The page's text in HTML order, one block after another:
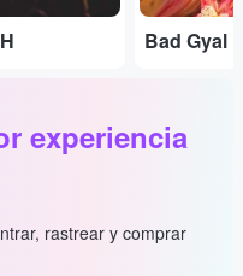
Bad Gyal
experiencia
rastrear y comprar